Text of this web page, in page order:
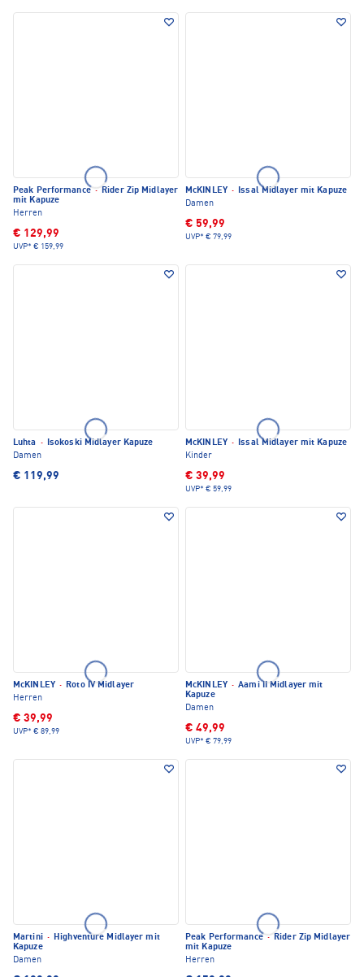
Peak Performance · Rider Zip Midlayer
mit Kapuze
Herren
€ 129,99
UVP* € 159,99
McKINLEY · Issal Midlayer mit Kapuze
Damen
€ 59,99
UVP* € 79,99
Luhta · Isokoski Midlayer Kapuze
Damen
€ 119,99
McKINLEY · Issal Midlayer mit Kapuze
Kinder
€ 39,99
UVP* € 59,99
McKINLEY · Roto IV Midlayer
Herren
€ 39,99
UVP* € 89,99
McKINLEY · Aami II Midlayer mit
Kapuze
Damen
€ 49,99
UVP* € 79,99
Martini · Highventure Midlayer mit
Kapuze
Damen
Peak Performance · Rider Zip Midlayer
mit Kapuze
Herren